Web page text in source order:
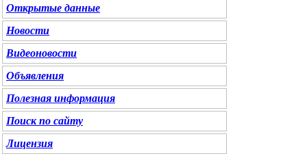
Открытые данные
Новости
Видеоновости
Объявления
Полезная информация
Поиск по сайту
Лицензия